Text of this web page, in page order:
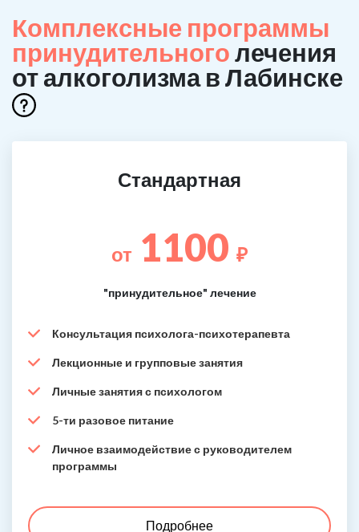
Комплексные программы
принудительноголечения
от алкоголизма в Лабинске
Стандартная
от 1100 ₽
"принудительное" лечение
Консультация психолога-психотерапевта
Лекционные и групповые занятия
Личные занятия с психологом
5-ти разовое питание
Личное взаимодействие с руководителем
программы
Подробнее